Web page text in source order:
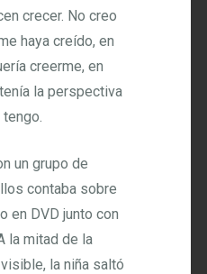
crecer. No creo
haya creído, en
creerme, en
la perspectiva
un grupo de
contaba sobre
en DVD junto con
la mitad de la
la niña saltó